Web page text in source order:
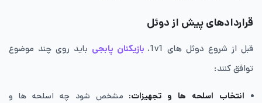
قراردادهای پیش از دوئل
قبل از شروع دوئل های 1v1، بازیکنان پابجی باید روی چند موضوع
توافق کنند:
انتخاب اسلحه ها و تجهیزات: مشخص شود چه اسلحه ها و